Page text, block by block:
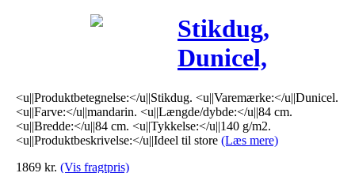
Stikdug,
Dunicel,
84x84cm,
mandarin
*Denne vare
<u||Produktbetegnelse:</u||Stikdug. <u||Varemærke:</u||Dunicel.
<u||Farve:</u||mandarin. <u||Længde/dybde:</u||84 cm.
<u||Bredde:</u||84 cm. <u||Tykkelse:</u||140 g/m2.
<u||Produktbeskrivelse:</u||Ideel til store (Læs mere)
1869 kr. (Vis fragtpris)